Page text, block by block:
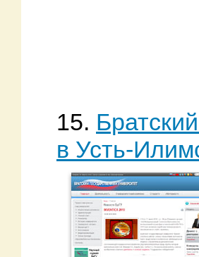
15.
в Усть-